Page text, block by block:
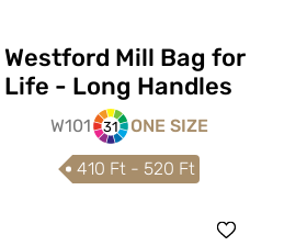
Westford Mill Bag for
Life - Long Handles
W101 31 ONE SIZE
410 Ft - 520 Ft